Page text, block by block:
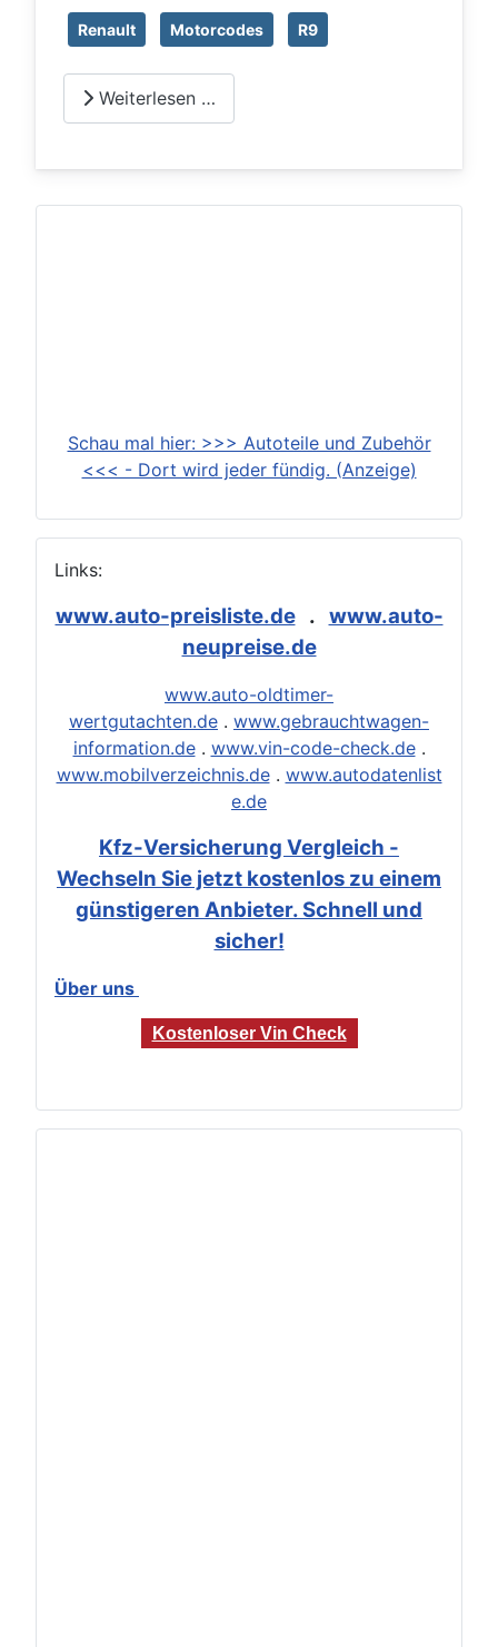
Renault Motorcodes R9
Weiterlesen …
Schau mal hier: >>> Autoteile und Zubehör
<<< - Dort wird jeder fündig. (Anzeige)
Links:
www.auto-preisliste.de. www.auto-
neupreise.de
www.auto-oldtimer-
wertgutachten.de . www.gebrauchtwagen-
information.de. www.vin-code-check.de.
www.mobilverzeichnis.de. www.autodatenlist
e.de
Kfz-Versicherung Vergleich -
Wechseln Sie jetzt kostenlos zu einem
günstigeren Anbieter. Schnell und
sicher!
Über uns
Kostenloser Vin Check